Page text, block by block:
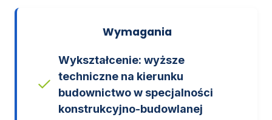
Wymagania
Wykształcenie: wyższe
techniczne na kierunku
budownictwo w specjalności
konstrukcyjno-budowlanej